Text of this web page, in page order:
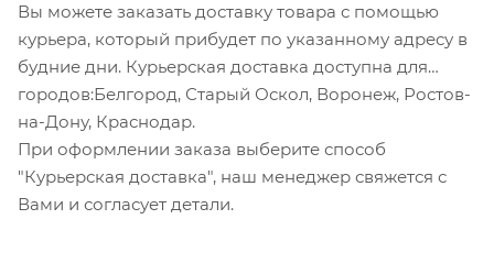
Вы можете заказать доставку товара с помощью
курьера, который прибудет по указанному адресу в
будние дни. Курьерская доставка доступна для
городов:Белгород, Старый Оскол, Воронеж, Ростов-
на-Дону, Краснодар.
При оформлении заказа выберите способ
"Курьерская доставка", наш менеджер свяжется с
Вами и согласует детали.